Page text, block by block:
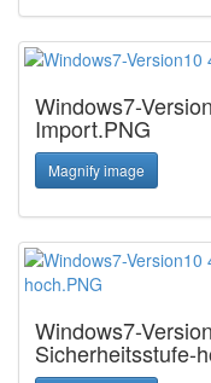
Windows7-
Import.PNG
Magnify image
Windows7-
Sicherheitsstufe-